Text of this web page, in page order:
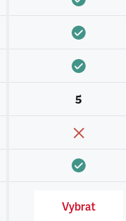
5
Vybrat